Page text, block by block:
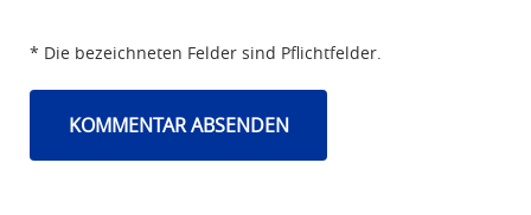
* Die bezeichneten Felder sind Pflichtfelder.